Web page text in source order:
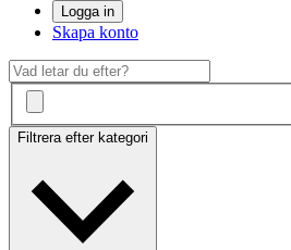
Logga in
Skapa konto
Filtrera efter kategori